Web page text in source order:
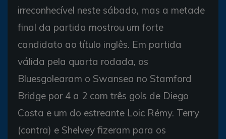
irreconhecível neste sábado, mas a metade
final da partida mostrou um forte
candidato ao título inglês. Em partida
válida pela quarta rodada, os
Bluesgolearam o Swansea no Stamford
Bridge por 4 a 2 com três gols de Diego
Costa e um do estreante Loic Rémy. Terry
(contra) e Shelvey fizeram para os